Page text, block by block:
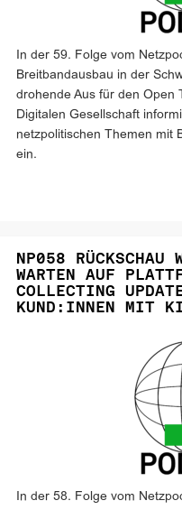
In der 59. Folge vom
Breitbandausbau in der
drohende Aus für den Open
Digitalen Gesellschaft
netzpolitischen Themen mit
ein.
NP058 RÜCKSCHAU
WARTEN AUF
COLLECTING
KUND:INNEN MIT KI
In der 58. Folge vom